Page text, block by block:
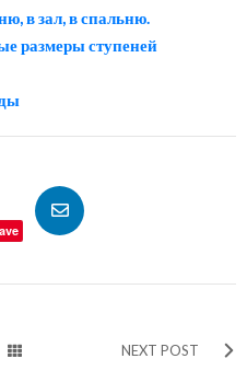
в зал, в спальню.
размеры ступеней
NEXT POST